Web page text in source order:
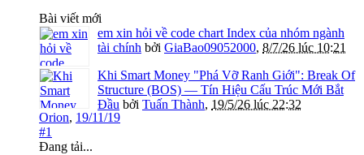
Bài viết mới
em xin hỏi về code chart Index của nhóm ngành
tài chính bởi GiaBao09052000, 8/7/26 lúc 10:21
Khi Smart Money "Phá Vỡ Ranh Giới": Break Of
Structure (BOS) — Tín Hiệu Cấu Trúc Mới Bắt
Đầu bởi Tuấn Thành, 19/5/26 lúc 22:32
Orion, 19/11/19
#1
Đang tải...